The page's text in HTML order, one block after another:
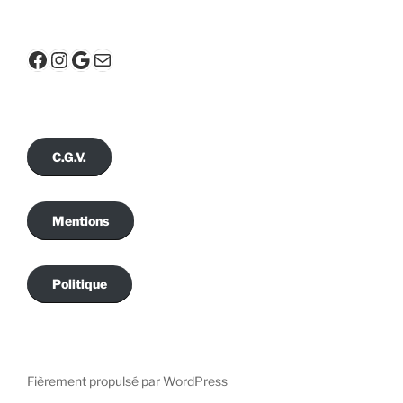
Facebook
Instagram
Google
E-mail
C.G.V.
Mentions
Politique
Fièrement propulsé par WordPress